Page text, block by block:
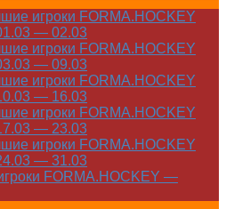
игроки FORMA.HOCKEY
— 02.03
игроки FORMA.HOCKEY
— 09.03
игроки FORMA.HOCKEY
— 16.03
игроки FORMA.HOCKEY
— 23.03
игроки FORMA.HOCKEY
— 31.03
FORMA.HOCKEY —